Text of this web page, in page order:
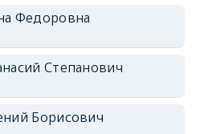
Федоровна
Степанович
Борисович